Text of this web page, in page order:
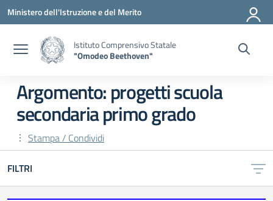
Vai ai contenuti
Vai al menu di navigazione
Vai al footer
Ministero dell'Istruzione e del Merito
Istituto Comprensivo Statale
"Omodeo Beethoven"
Argomento: progetti scuola
secondaria primo grado
Stampa / Condividi
FILTRI